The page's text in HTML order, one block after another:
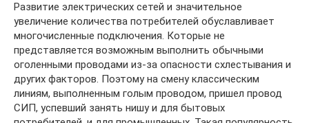
Развитие электрических сетей и значительное
увеличение количества потребителей обуславливает
многочисленные подключения. Которые не
представляется возможным выполнить обычными
оголенными проводами из-за опасности схлестывания и
других факторов. Поэтому на смену классическим
линиям, выполненным голым проводом, пришел провод
СИП, успевший занять нишу и для бытовых